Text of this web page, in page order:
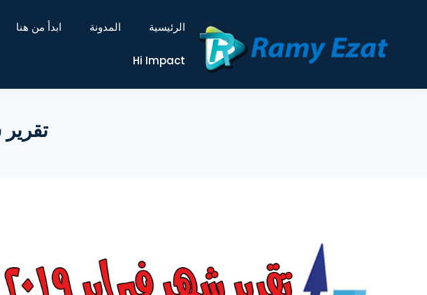
الرئيسية المدونة ابدأ من هنا
Hi Impact
تقرير